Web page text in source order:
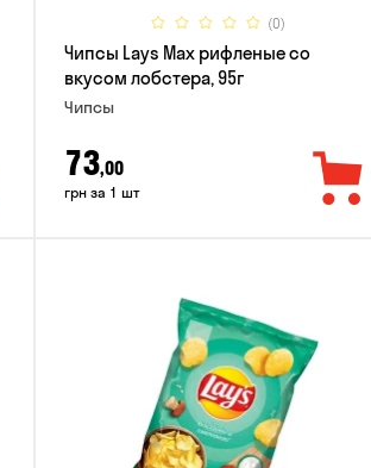
(0)
Чипсы Lays Max рифленые со
вкусом лобстера, 95г
Чипсы
73,00
грн за 1 шт